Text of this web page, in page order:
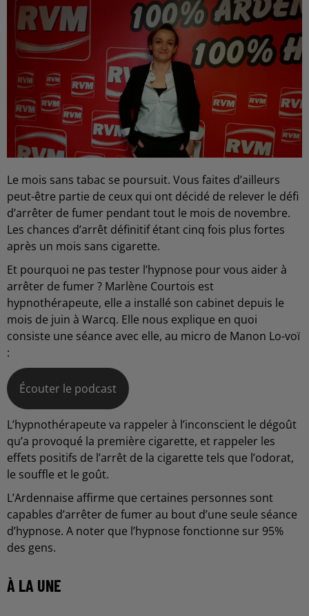
Le mois sans tabac se poursuit. Vous faites d’ailleurs
peut-être partie de ceux qui ont décidé de relever le défi
d’arrêter de fumer pendant tout le mois de novembre.
Les chances d’arrêt définitif étant cinq fois plus fortes
après un mois sans cigarette.
Et pourquoi ne pas tester l’hypnose pour vous aider à
arrêter de fumer ? Marlène Courtois est
hypnothérapeute, elle a installé son cabinet depuis le
mois de juin à Warcq. Elle nous explique en quoi
consiste une séance avec elle, au micro de Manon Lo-voï
:
Écouter le podcast
L’hypnothérapeute va rappeler à l’inconscient le dégoût
qu’a provoqué la première cigarette, et rappeler les
effets positifs de l’arrêt de la cigarette tels que l’odorat,
le souffle et le goût.
L’Ardennaise affirme que certaines personnes sont
capables d’arrêter de fumer au bout d’une seule séance
d’hypnose. A noter que l’hypnose fonctionne sur 95%
des gens.
À LA UNE